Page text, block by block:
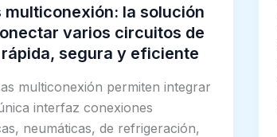
multiconexión: la solución
varios circuitos de
segura y eficiente
multiconexión permiten integrar
interfaz conexiones
neumáticas, de refrigeración,